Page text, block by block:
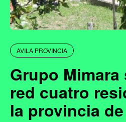
AVILA PROVINCIA
Grupo Mimara
red cuatro
la provincia